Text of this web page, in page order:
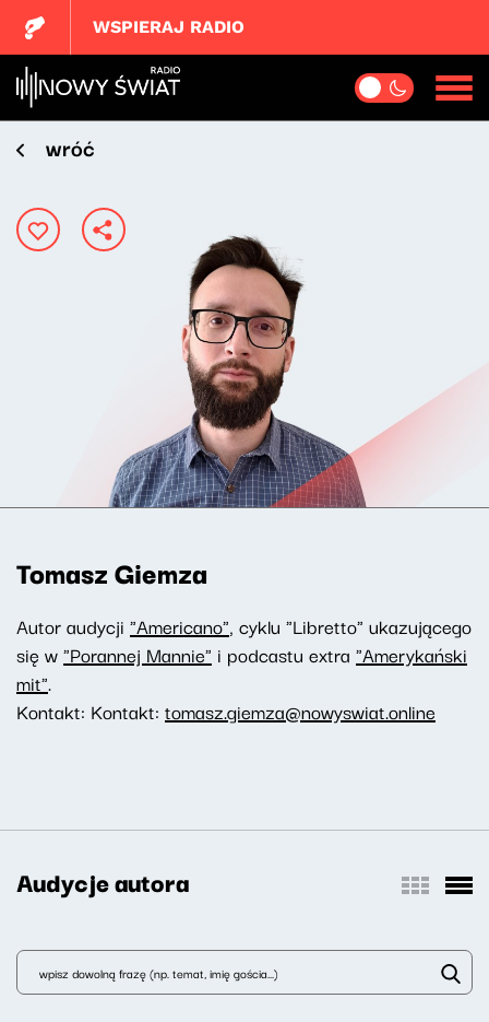
WSPIERAJ RADIO
wróć
Tomasz Giemza
Autor audycji "Americano", cyklu "Libretto" ukazującego
się w"Porannej Mannie" i podcastu extra "Amerykański
mit".
Kontakt: Kontakt: tomasz.giemza@nowyswiat.online
Audycje autora